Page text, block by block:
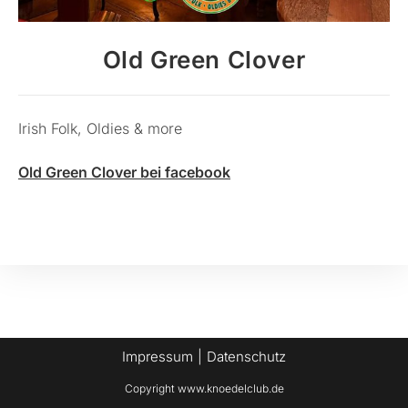
Old Green Clover
Irish Folk, Oldies & more
Old Green Clover bei facebook
Impressum Datenschutz
Copyright www.knoedelclub.de